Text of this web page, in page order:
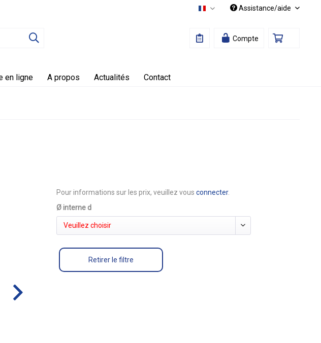
Français Assistance/aide
Compte
en ligne A propos Actualités Contact
Pour informations sur les prix, veuillez vousconnecter.
Ø interne d
Veuillez choisir
Retirer le filtre